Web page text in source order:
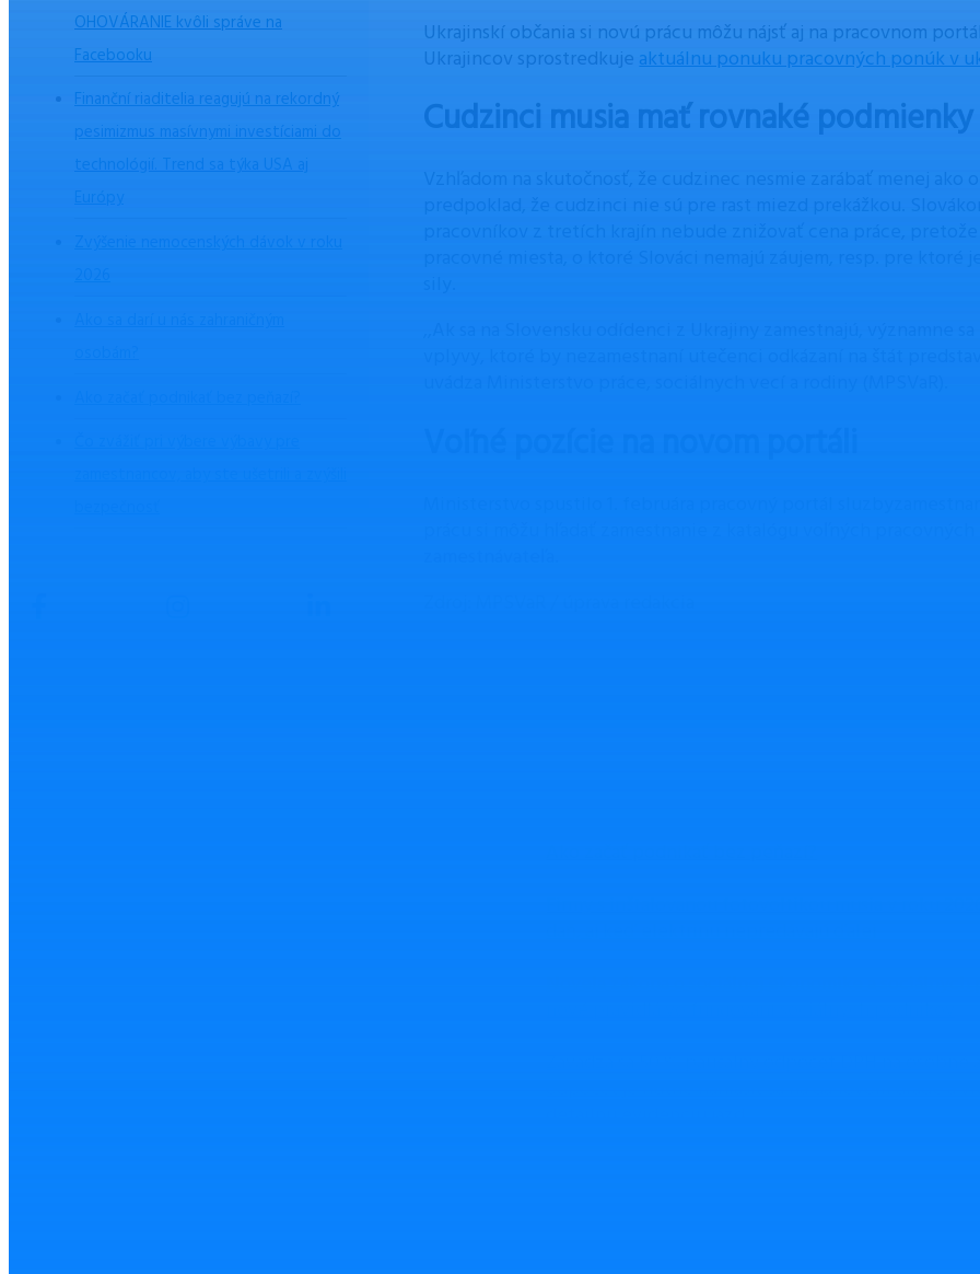
OHOVÁRANIE kvôli správe na
Facebooku
Finanční riaditelia reagujú na rekordný
pesimizmus masívnymi investíciami do
technológií. Trend sa týka USA aj
Ukrajinskí občania si novú prácu môžu nájsť aj na pracovnom
Ukrajincov sprostredkuje aktuálnu ponuku pracovných ponúk v
Cudzinci musia mať rovnaké podmienky